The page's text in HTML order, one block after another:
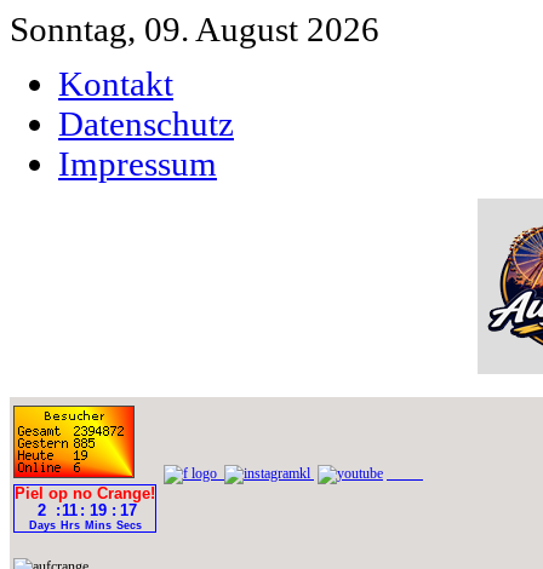
Sonntag, 09. August 2026
Kontakt
Datenschutz
Impressum